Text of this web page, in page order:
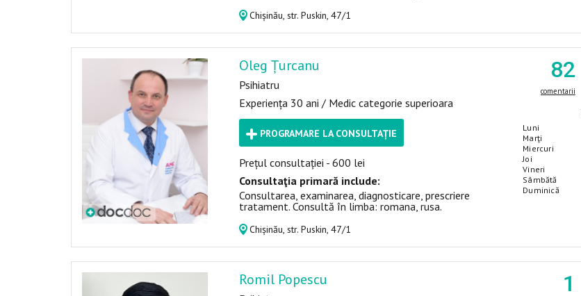
Chișinău, str. Puskin, 47/1
Oleg Țurcanu
Psihiatru
Experiența 30 ani / Medic categorie superioara
PROGRAMARE LA CONSULTAȚIE
Prețul consultației - 600 lei
Consultaţia primară include:
Consultarea, examinarea, diagnosticare, prescriere
tratament. Consultă în limba: romana, rusa.
Chișinău, str. Puskin, 47/1
82
comentarii
Luni
Marţi
Miercuri
Joi
Vineri
Sâmbătă
Duminică
Romil Popescu 1